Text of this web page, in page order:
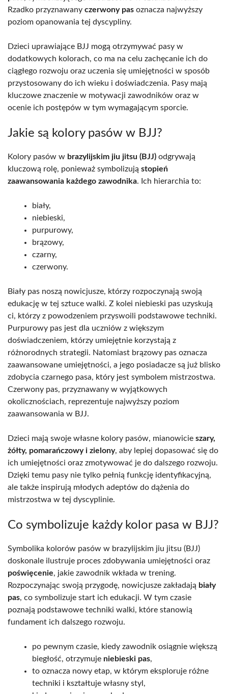
Rzadko przyznawany czerwony pas oznacza najwyższy
poziom opanowania tej dyscypliny.
Dzieci uprawiające BJJ mogą otrzymywać pasy w
dodatkowych kolorach, co ma na celu zachęcanie ich do
ciągłego rozwoju oraz uczenia się umiejętności w sposób
przystosowany do ich wieku i doświadczenia. Pasy mają
kluczowe znaczenie w motywacji zawodników oraz w
ocenie ich postępów w tym wymagającym sporcie.
Jakie są kolory pasów w BJJ?
Kolory pasów w brazylijskim jiu jitsu (BJJ) odgrywają
kluczową rolę, ponieważ symbolizują stopień
zaawansowania każdego zawodnika. Ich hierarchia to:
biały,
niebieski,
purpurowy,
brązowy,
czarny,
czerwony.
Biały pas noszą nowicjusze, którzy rozpoczynają swoją
edukację w tej sztuce walki. Z kolei niebieski pas uzyskują
ci, którzy z powodzeniem przyswoili podstawowe techniki.
Purpurowy pas jest dla uczniów z większym
doświadczeniem, którzy umiejętnie korzystają z
różnorodnych strategii. Natomiast brązowy pas oznacza
zaawansowane umiejętności, a jego posiadacze są już blisko
zdobycia czarnego pasa, który jest symbolem mistrzostwa.
Czerwony pas, przyznawany w wyjątkowych
okolicznościach, reprezentuje najwyższy poziom
zaawansowania w BJJ.
Dzieci mają swoje własne kolory pasów, mianowicie szary,
żółty, pomarańczowy i zielony, aby lepiej dopasować się do
ich umiejętności oraz zmotywować je do dalszego rozwoju.
Dzięki temu pasy nie tylko pełnią funkcję identyfikacyjną,
ale także inspirują młodych adeptów do dążenia do
mistrzostwa w tej dyscyplinie.
Co symbolizuje każdy kolor pasa w BJJ?
Symbolika kolorów pasów w brazylijskim jiu jitsu (BJJ)
doskonale ilustruje proces zdobywania umiejętności oraz
poświęcenie, jakie zawodnik wkłada w trening.
Rozpoczynając swoją przygodę, nowicjusze zakładają biały
pas, co symbolizuje start ich edukacji. W tym czasie
poznają podstawowe techniki walki, które stanowią
fundament ich dalszego rozwoju.
po pewnym czasie, kiedy zawodnik osiągnie większą
biegłość, otrzymuje niebieski pas,
to oznacza nowy etap, w którym eksploruje różne
techniki i kształtuje własny styl,